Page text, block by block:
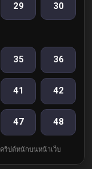
29 30
35 36
41 42
47 48
ริปต์หนักบนหน้าเว็บ